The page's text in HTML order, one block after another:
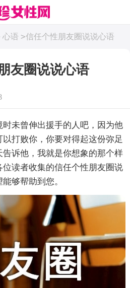
心语 >信任个性朋友圈说说心语
友圈说说心语
未曾伸出援手的人吧，因为他
打败你，你要对得起这份弥足
诉他，我就是你想象的那个样
读者收集的信任个性朋友圈说
够帮助到您。